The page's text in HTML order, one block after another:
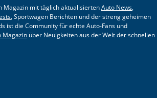
Magazin mit täglich aktualisiertenAuto News,
, Sportwagen Berichten und der streng geheimen
ist die Community für echte Auto-Fans und
Magazin über Neuigkeiten aus der Welt der schnellen